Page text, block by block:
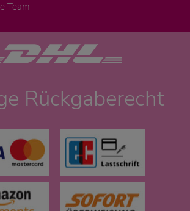
Team
Rückgaberecht